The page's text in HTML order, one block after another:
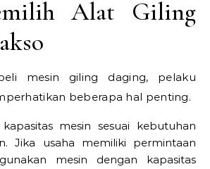
Alat Giling
mesin giling daging, pelaku
beberapa hal penting.
mesin sesuai kebutuhan
Jika usaha memiliki permintaan
mesin dengan kapasitas